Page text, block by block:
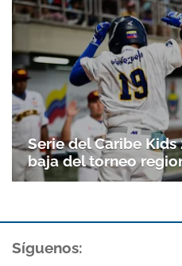
Gracias por
Serie del Caribe
baja del torneo
Síguenos: